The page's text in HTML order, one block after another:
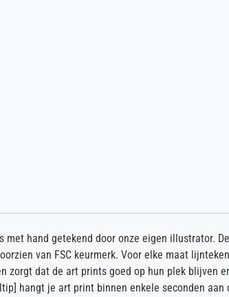
hand getekend door onze eigen illustrator.
van FSC keurmerk. Voor elke maat
dat de art prints goed op hun plek blijven
hangt je art print binnen enkele seconden aan